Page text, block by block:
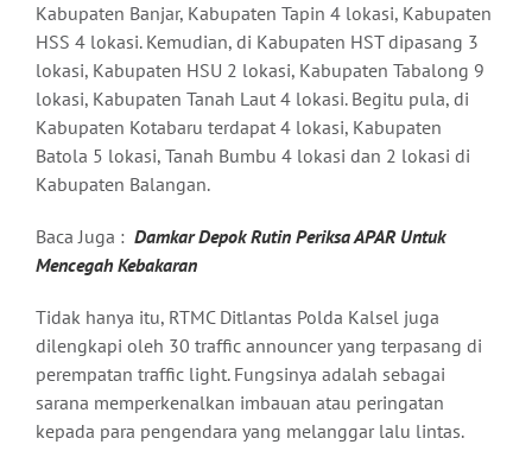
Kabupaten Banjar, Kabupaten Tapin 4 lokasi, Kabupaten
HSS 4 lokasi. Kemudian, di Kabupaten HST dipasang 3
lokasi, Kabupaten HSU 2 lokasi, Kabupaten Tabalong 9
lokasi, Kabupaten Tanah Laut 4 lokasi. Begitu pula, di
Kabupaten Kotabaru terdapat 4 lokasi, Kabupaten
Batola 5 lokasi, Tanah Bumbu 4 lokasi dan 2 lokasi di
Kabupaten Balangan.
Baca Juga : Damkar Depok Rutin Periksa APAR Untuk
Mencegah Kebakaran
Tidak hanya itu, RTMC Ditlantas Polda Kalsel juga
dilengkapi oleh 30 traffic announcer yang terpasang di
perempatan traffic light. Fungsinya adalah sebagai
sarana memperkenalkan imbauan atau peringatan
kepada para pengendara yang melanggar lalu lintas.